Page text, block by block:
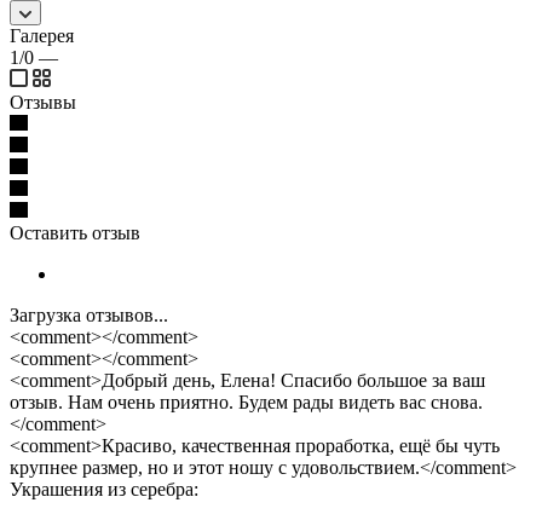
Галерея
1/0 —
Отзывы
Оставить отзыв
Загрузка отзывов...
<comment></comment>
<comment></comment>
<comment>Добрый день, Елена! Спасибо большое за ваш
отзыв. Нам очень приятно. Будем рады видеть вас снова.
</comment>
<comment>Красиво, качественная проработка, ещё бы чуть
крупнее размер, но и этот ношу с удовольствием.</comment>
Украшения из серебра: